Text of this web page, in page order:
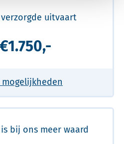
uitvaart
€1.750,-
bij ons meer waard